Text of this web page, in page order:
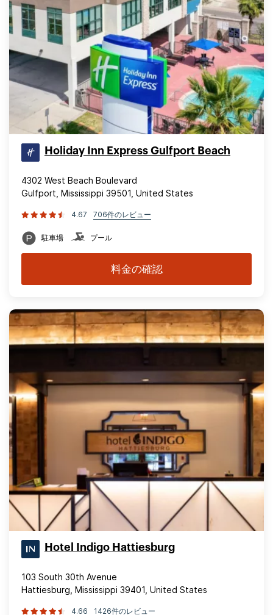
Holiday Inn Express Gulfport Beach
4302 West Beach Boulevard
Gulfport, Mississippi 39501, United States
4.67 706件のレビュー
駐車場 プール
料金の確認
Hotel Indigo Hattiesburg
103 South 30th Avenue
Hattiesburg, Mississippi 39401, United States
4.66 1426件のレビュー